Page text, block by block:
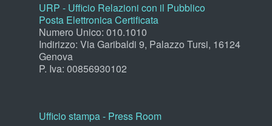
URP - Ufficio Relazioni con il Pubblico
Posta Elettronica Certificata
Numero Unico: 010.1010
Indirizzo: Via Garibaldi 9, Palazzo Tursi, 16124
Genova
P. Iva: 00856930102
Ufficio stampa - Press Room